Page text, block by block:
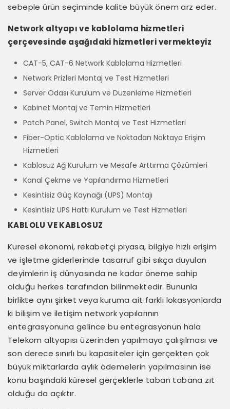
sebeple ürün seçiminde kalite büyük önem arz eder.
Network altyapı ve kablolama hizmetleri
çerçevesinde aşağıdaki hizmetleri vermekteyiz
CAT-5, CAT-6 Network Kablolama Hizmetleri
Network Prizleri Montaj ve Test Hizmetleri
Server Odası Kurulum ve Düzenleme Hizmetleri
Kabinet Montaj ve Temin Hizmetleri
Patch Panel, Switch Montaj ve Test Hizmetleri
Fiber-Optic Kablolama ve Noktadan Noktaya Erişim
Hizmetleri
Kablosuz Ağ Kurulum ve Mesafe Arttırma Çözümleri
Kanal Çekme ve Yapılandırma Hizmetleri
Kesintisiz Güç Kaynağı (UPS) Montajı
Kesintisiz UPS Hattı Kurulum ve Test Hizmetleri
KABLOLU VE KABLOSUZ
Küresel ekonomi, rekabetçi piyasa, bilgiye hızlı erişim
ve işletme giderlerinde tasarruf gibi sıkça duyulan
deyimlerin iş dünyasında ne kadar öneme sahip
olduğu herkes tarafından bilinmektedir. Bununla
birlikte aynı şirket veya kuruma ait farklı lokasyonlarda
ki bilişim ve iletişim network yapılarının
entegrasyonuna gelince bu entegrasyonun hala
Telekom altyapısı üzerinden yapılmaya çalışılması ve
son derece sınırlı bu kapasiteler için gerçekten çok
büyük miktarlarda aylık ödemelerin yapılmasının ise
konu başındaki küresel gerçeklerle taban tabana zıt
olduğu da açıktır.